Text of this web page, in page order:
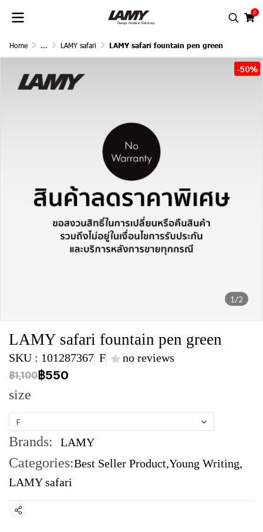
0
Home ... LAMY safari LAMY safari fountain pen green
1/2
-50%
LAMY safari fountain pen green
SKU : 101287367 F no reviews
฿1,100฿550
size
F
Brands: LAMY
Categories:Best Seller Product,Young Writing,
LAMY safari
Share